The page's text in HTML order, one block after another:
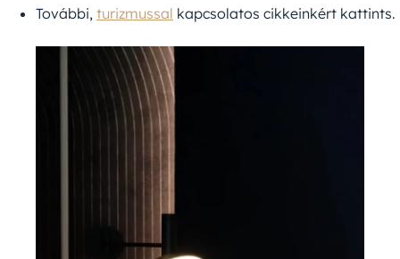
További, turizmussal kapcsolatos cikkeinkért kattints.